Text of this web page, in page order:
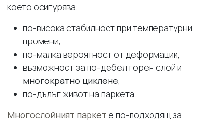
което осигурява:
по-висока стабилност при температурни
промени,
по-малка вероятност от деформации,
възможност за по-дебел горен слой и
многократно циклене,
по-дълъг живот на паркета.
Многослойният паркет е по-подходящ за